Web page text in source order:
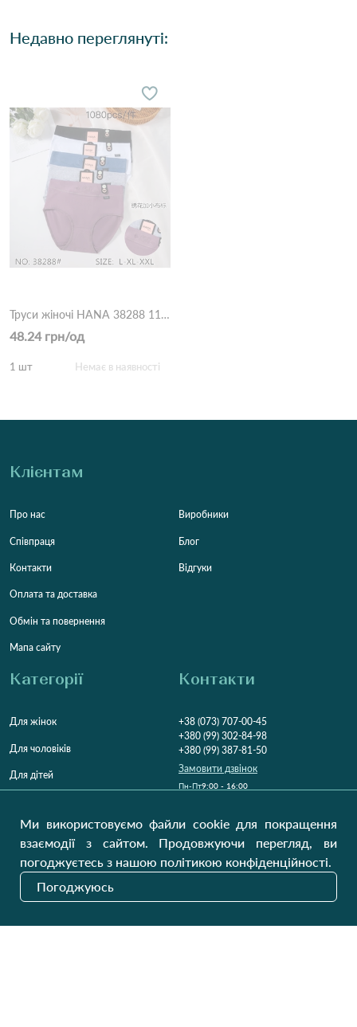
Недавно переглянуті:
Труси жіночі HANA 38288 11B Різні кольори
48.24 грн/од
1 шт Немає в наявності
Клієнтам
Про нас
Співпраця
Контакти
Оплата та доставка
Обмін та повернення
Мапа сайту
Виробники
Блог
Відгуки
Категорії
Для жінок
Для чоловіків
Для дітей
Контакти
+38 (073) 707-00-45
+380 (99) 302-84-98
+380 (99) 387-81-50
Замовити дзвінок
Пн-Пт9:00 - 16:00
Україна, Луцьк, 43000
Наші оновлення
Ми використовуємо файли cookie для покращення
взаємодії з сайтом. Продовжуючи перегляд, ви
погоджуєтесь з нашою політикою конфіденційності.
Погоджуюсь